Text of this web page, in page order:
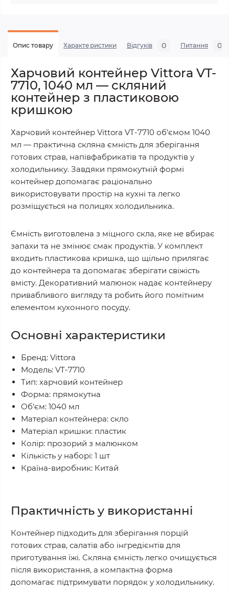
Опис товару Характеристики Відгуків 0 Питання 0
Харчовий контейнер Vittora VT-
7710, 1040 мл — скляний
контейнер з пластиковою
кришкою
Харчовий контейнер Vittora VT-7710 об’ємом 1040
мл — практична скляна ємність для зберігання
готових страв, напівфабрикатів та продуктів у
холодильнику. Завдяки прямокутній формі
контейнер допомагає раціонально
використовувати простір на кухні та легко
розміщується на полицях холодильника.
Ємність виготовлена з міцного скла, яке не вбирає
запахи та не змінює смак продуктів. У комплект
входить пластикова кришка, що щільно прилягає
до контейнера та допомагає зберігати свіжість
вмісту. Декоративний малюнок надає контейнеру
привабливого вигляду та робить його помітним
елементом кухонного посуду.
Основні характеристики
Бренд: Vittora
Модель: VT-7710
Тип: харчовий контейнер
Форма: прямокутна
Об’єм: 1040 мл
Матеріал контейнера: скло
Матеріал кришки: пластик
Колір: прозорий з малюнком
Кількість у наборі: 1 шт
Країна-виробник: Китай
Практичність у використанні
Контейнер підходить для зберігання порцій
готових страв, салатів або інгредієнтів для
приготування їжі. Скляна ємність легко очищується
після використання, а компактна форма
допомагає підтримувати порядок у холодильнику.